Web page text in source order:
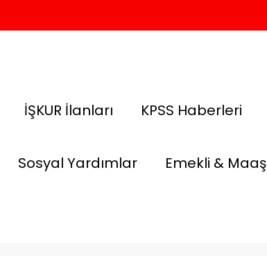
İŞKUR İlanları KPSS Haberleri
Sosyal Yardımlar Emekli & Maaş